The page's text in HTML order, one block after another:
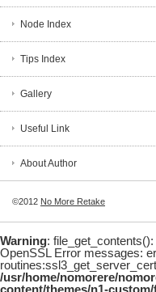
Node Index
Tips Index
Gallery
Useful Link
About Author
©2012 No More Retake
Warning:
OpenSSL Error messages:
/usr/home/nomorere/
content/themes/n1-